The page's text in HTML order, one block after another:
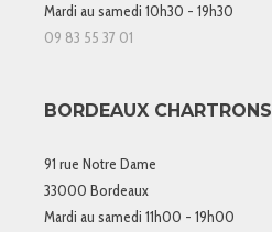
Mardi au samedi 10h30 - 19h30
09 83 55 37 01
BORDEAUX CHARTRONS
91 rue Notre Dame
33000 Bordeaux
Mardi au samedi 11h00 - 19h00